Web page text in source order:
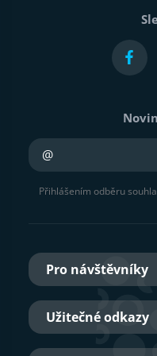
Přihlášením odběru
Pro návštěvníky
Užitečné odkazy